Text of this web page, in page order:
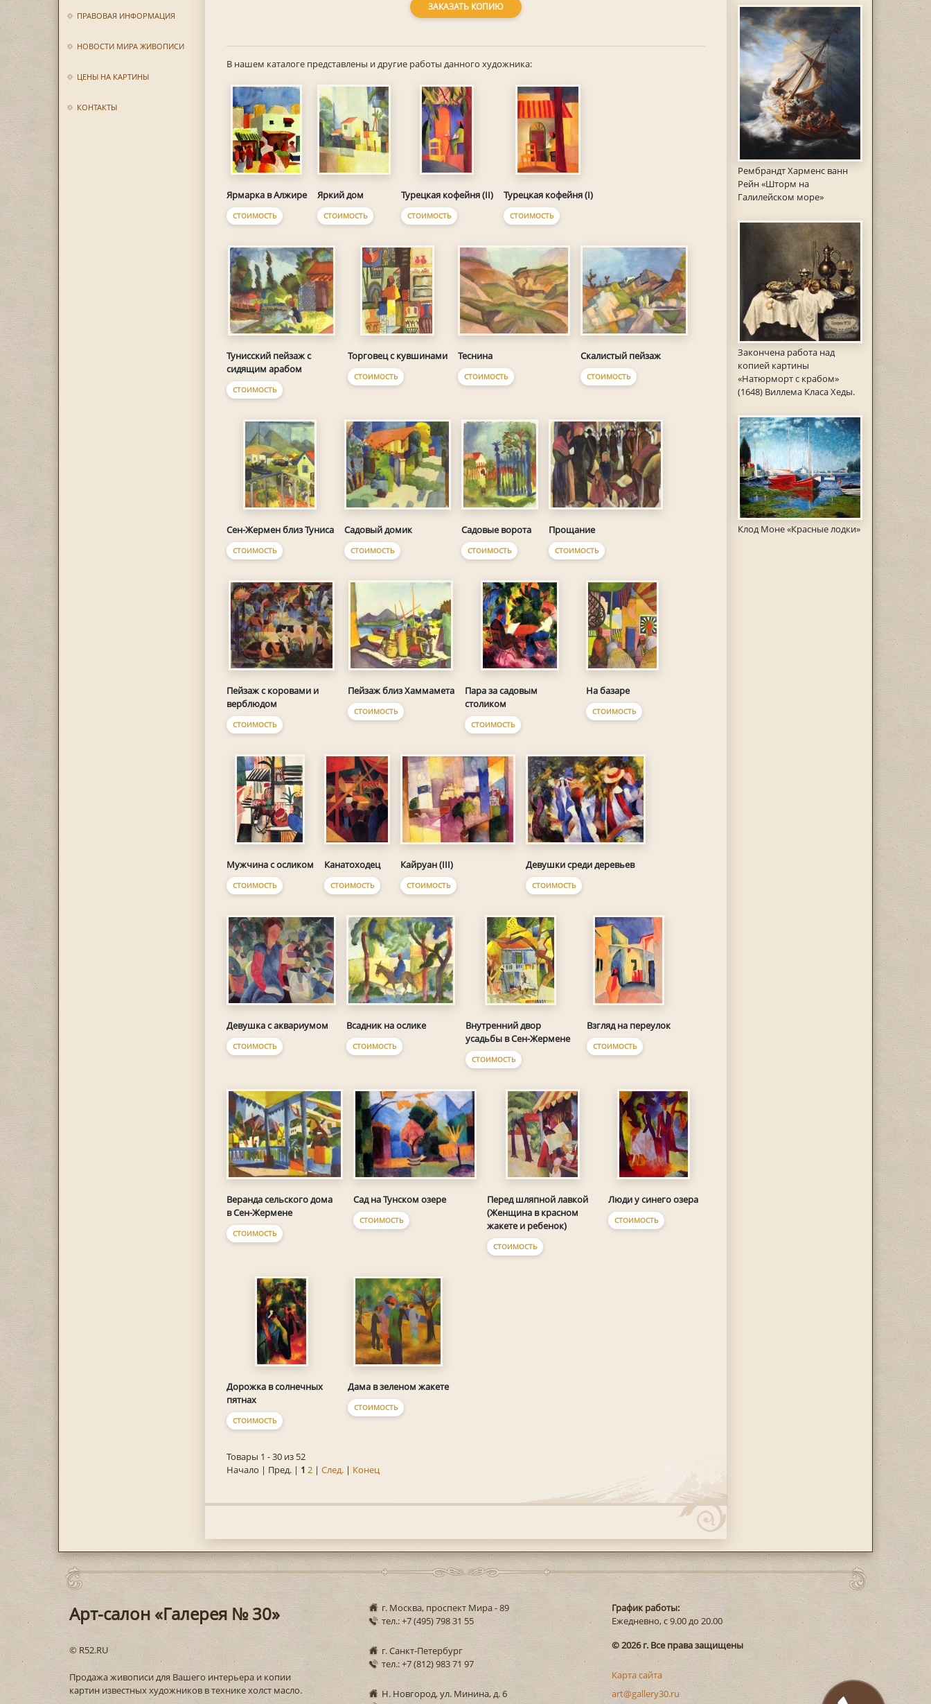
ПРАВОВАЯ ИНФОРМАЦИЯ
НОВОСТИ МИРА ЖИВОПИСИ
ЦЕНЫ НА КАРТИНЫ
КОНТАКТЫ
Рембрандт Харменс ванн
Рейн «Шторм на
Галилейском море»
Закончена работа над
копией картины
«Натюрморт с крабом»
(1648) Виллема Класа Хеды.
Клод Моне «Красные лодки»
ЗАКАЗАТЬ КОПИЮ
В нашем каталоге представлены и другие работы данного художника:
Ярмарка в Алжире
СТОИМОСТЬ
Яркий дом
СТОИМОСТЬ
Турецкая кофейня (II)
СТОИМОСТЬ
Турецкая кофейня (I)
СТОИМОСТЬ
Тунисский пейзаж с
сидящим арабом
СТОИМОСТЬ
Торговец с кувшинами
СТОИМОСТЬ
Теснина
СТОИМОСТЬ
Скалистый пейзаж
СТОИМОСТЬ
Сен-Жермен близ Туниса
СТОИМОСТЬ
Садовый домик
СТОИМОСТЬ
Садовые ворота
СТОИМОСТЬ
Прощание
СТОИМОСТЬ
Пейзаж с коровами и
верблюдом
СТОИМОСТЬ
Пейзаж близ Хаммамета
СТОИМОСТЬ
Пара за садовым
столиком
СТОИМОСТЬ
На базаре
СТОИМОСТЬ
Мужчина с осликом
СТОИМОСТЬ
Канатоходец
СТОИМОСТЬ
Кайруан (III)
СТОИМОСТЬ
Девушки среди деревьев
СТОИМОСТЬ
Девушка с аквариумом
СТОИМОСТЬ
Всадник на ослике
СТОИМОСТЬ
Внутренний двор
усадьбы в Сен-Жермене
СТОИМОСТЬ
Взгляд на переулок
СТОИМОСТЬ
Веранда сельского дома
в Сен-Жермене
СТОИМОСТЬ
Сад на Тунском озере
СТОИМОСТЬ
Перед шляпной лавкой
(Женщина в красном
жакете и ребенок)
СТОИМОСТЬ
Люди у синего озера
СТОИМОСТЬ
Дорожка в солнечных
пятнах
СТОИМОСТЬ
Дама в зеленом жакете
СТОИМОСТЬ
Товары 1 - 30 из 52
Начало | Пред. | 1 2| След.| Конец
Арт-салон «Галерея № 30»
© R52.RU
Продажа живописи для Вашего интерьера и копии
картин известных художников в технике холст масло.
г. Москва, проспект Мира - 89
тел.: +7 (495) 798 31 55
г. Санкт-Петербург
тел.: +7 (812) 983 71 97
Н. Новгород, ул. Минина, д. 6
График работы:
Ежедневно, с 9.00 до 20.00
© 2026 г. Все права защищены
Карта сайта
art@gallery30.ru